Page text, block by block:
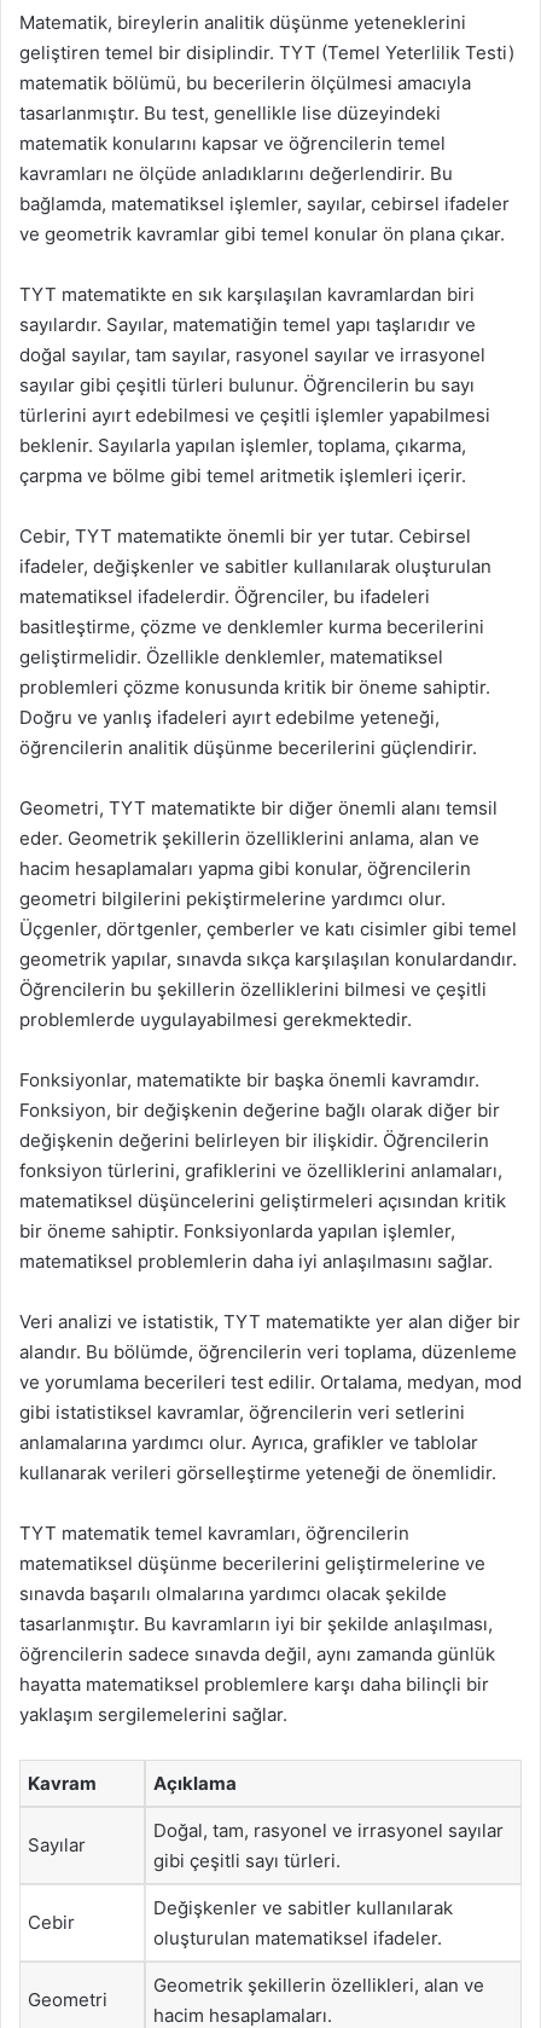
Matematik, bireylerin analitik düşünme yeteneklerini
geliştiren temel bir disiplindir. TYT (Temel Yeterlilik Testi)
matematik bölümü, bu becerilerin ölçülmesi amacıyla
tasarlanmıştır. Bu test, genellikle lise düzeyindeki
matematik konularını kapsar ve öğrencilerin temel
kavramları ne ölçüde anladıklarını değerlendirir. Bu
bağlamda, matematiksel işlemler, sayılar, cebirsel ifadeler
ve geometrik kavramlar gibi temel konular ön plana çıkar.
TYT matematikte en sık karşılaşılan kavramlardan biri
sayılardır. Sayılar, matematiğin temel yapı taşlarıdır ve
doğal sayılar, tam sayılar, rasyonel sayılar ve irrasyonel
sayılar gibi çeşitli türleri bulunur. Öğrencilerin bu sayı
türlerini ayırt edebilmesi ve çeşitli işlemler yapabilmesi
beklenir. Sayılarla yapılan işlemler, toplama, çıkarma,
çarpma ve bölme gibi temel aritmetik işlemleri içerir.
Cebir, TYT matematikte önemli bir yer tutar. Cebirsel
ifadeler, değişkenler ve sabitler kullanılarak oluşturulan
matematiksel ifadelerdir. Öğrenciler, bu ifadeleri
basitleştirme, çözme ve denklemler kurma becerilerini
geliştirmelidir. Özellikle denklemler, matematiksel
problemleri çözme konusunda kritik bir öneme sahiptir.
Doğru ve yanlış ifadeleri ayırt edebilme yeteneği,
öğrencilerin analitik düşünme becerilerini güçlendirir.
Geometri, TYT matematikte bir diğer önemli alanı temsil
eder. Geometrik şekillerin özelliklerini anlama, alan ve
hacim hesaplamaları yapma gibi konular, öğrencilerin
geometri bilgilerini pekiştirmelerine yardımcı olur.
Üçgenler, dörtgenler, çemberler ve katı cisimler gibi temel
geometrik yapılar, sınavda sıkça karşılaşılan konulardandır.
Öğrencilerin bu şekillerin özelliklerini bilmesi ve çeşitli
problemlerde uygulayabilmesi gerekmektedir.
Fonksiyonlar, matematikte bir başka önemli kavramdır.
Fonksiyon, bir değişkenin değerine bağlı olarak diğer bir
değişkenin değerini belirleyen bir ilişkidir. Öğrencilerin
fonksiyon türlerini, grafiklerini ve özelliklerini anlamaları,
matematiksel düşüncelerini geliştirmeleri açısından kritik
bir öneme sahiptir. Fonksiyonlarda yapılan işlemler,
matematiksel problemlerin daha iyi anlaşılmasını sağlar.
Veri analizi ve istatistik, TYT matematikte yer alan diğer bir
alandır. Bu bölümde, öğrencilerin veri toplama, düzenleme
ve yorumlama becerileri test edilir. Ortalama, medyan, mod
gibi istatistiksel kavramlar, öğrencilerin veri setlerini
anlamalarına yardımcı olur. Ayrıca, grafikler ve tablolar
kullanarak verileri görselleştirme yeteneği de önemlidir.
TYT matematik temel kavramları, öğrencilerin
matematiksel düşünme becerilerini geliştirmelerine ve
sınavda başarılı olmalarına yardımcı olacak şekilde
tasarlanmıştır. Bu kavramların iyi bir şekilde anlaşılması,
öğrencilerin sadece sınavda değil, aynı zamanda günlük
hayatta matematiksel problemlere karşı daha bilinçli bir
yaklaşım sergilemelerini sağlar.
Kavram Açıklama
Sayılar
Doğal, tam, rasyonel ve irrasyonel sayılar
gibi çeşitli sayı türleri.
Cebir
Değişkenler ve sabitler kullanılarak
oluşturulan matematiksel ifadeler.
Geometri
Geometrik şekillerin özellikleri, alan ve
hacim hesaplamaları.